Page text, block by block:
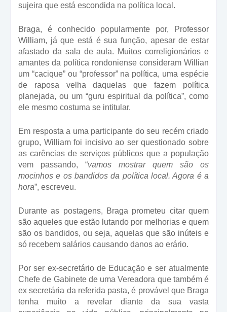
sujeira que está escondida na política local.
Braga, é conhecido popularmente por, Professor
William, já que está é sua função, apesar de estar
afastado da sala de aula. Muitos correligionários e
amantes da política rondoniense consideram Willian
um “cacique” ou “professor” na política, uma espécie
de raposa velha daquelas que fazem política
planejada, ou um “guru espiritual da política”, como
ele mesmo costuma se intitular.
Em resposta a uma participante do seu recém criado
grupo, William foi incisivo ao ser questionado sobre
as carências de serviços públicos que a população
vem passando, “vamos mostrar quem são os
mocinhos e os bandidos da política local. Agora é a
hora”, escreveu.
Durante as postagens, Braga prometeu citar quem
são aqueles que estão lutando por melhorias e quem
são os bandidos, ou seja, aquelas que são inúteis e
só recebem salários causando danos ao erário.
Por ser ex-secretário de Educação e ser atualmente
Chefe de Gabinete de uma Vereadora que também é
ex secretária da referida pasta, é provável que Braga
tenha muito a revelar diante da sua vasta